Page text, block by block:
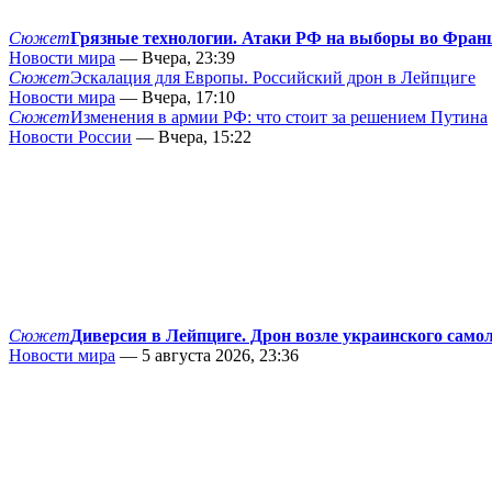
СюжетГрязные технологии. Атаки РФ на выборы во
Новости мира — Вчера, 23:39
СюжетЭскалация для Европы. Российский дрон в Лейпциге
Новости мира — Вчера, 17:10
СюжетИзменения в армии РФ: что стоит за решением Путина
Новости России — Вчера, 15:22
СюжетДиверсия в Лейпциге. Дрон возле украинского
Новости мира — 5 августа 2026, 23:36